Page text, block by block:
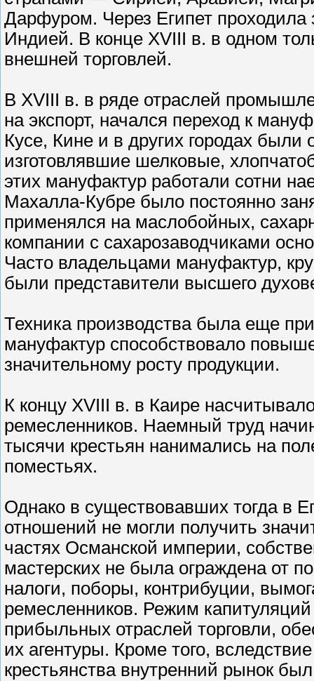
Дарфуром. Через Египет проходила
Индией. В конце XVIII в. в одном
внешней торговлей.
В XVIII в. в ряде отраслей
на экспорт, начался переход к
Кусе, Кине и в других городах
изготовлявшие шелковые,
этих мануфактур работали сотни
Махалла-Кубре было постоянно
применялся на маслобойных,
компании с сахарозаводчиками
Часто владельцами мануфактур,
были представители высшего
Техника производства была еще
мануфактур способствовало
значительному росту продукции.
К концу XVIII в. в Каире
ремесленников. Наемный труд
тысячи крестьян нанимались на
поместьях.
Однако в существовавших тогда в
отношений не могли получить
частях Османской империи,
мастерских не была ограждена от
налоги, поборы, контрибуции,
ремесленников. Режим
прибыльных отраслей торговли,
их агентуры. Кроме того,
крестьянства внутренний рынок